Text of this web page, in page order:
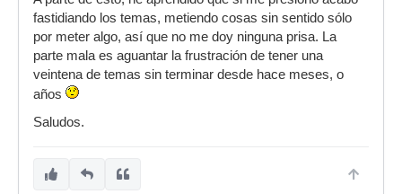
fastidiando los temas, metiendo cosas sin sentido sólo
por meter algo, así que no me doy ninguna prisa. La
parte mala es aguantar la frustración de tener una
veintena de temas sin terminar desde hace meses, o
años
Saludos.